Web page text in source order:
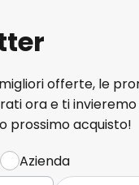
offerte, le
ora e ti invieremo
prossimo acquisto!
Azienda